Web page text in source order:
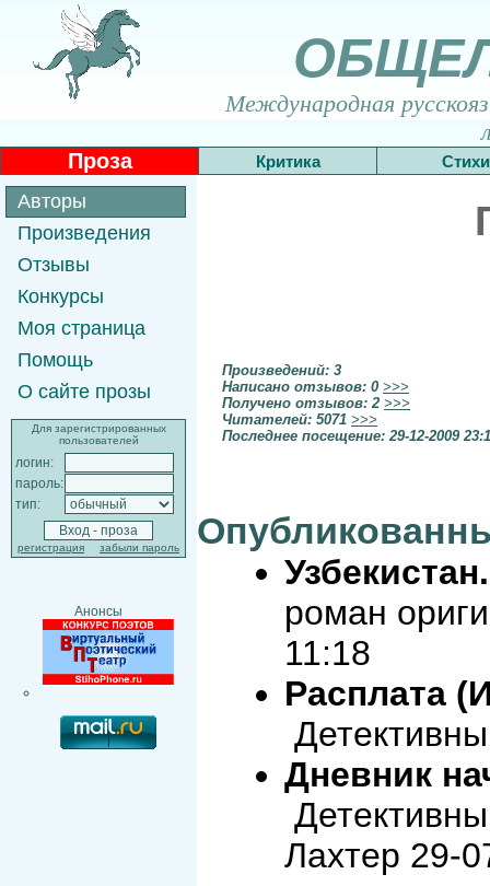
Международная
Проза Критика Стихи
Авторы
Произведения
Отзывы
Конкурсы
Моя страница
Помощь
О сайте прозы
Для зарегистрированных
пользователей
логин:
пароль:
тип:
регистрация забыли пароль
Анонсы
Произведений: 3
Написано отзывов: 0 >>>
Получено отзывов: 2 >>>
Читателей: 5071 >>>
Последнее посещение: 29-12-2009
роман
11:18
Расплата
Дневник
Лахтер 29-